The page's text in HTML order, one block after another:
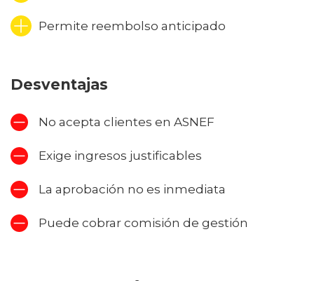
Permite reembolso anticipado
Desventajas
No acepta clientes en ASNEF
Exige ingresos justificables
La aprobación no es inmediata
Puede cobrar comisión de gestión